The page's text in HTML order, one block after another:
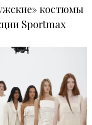
костюмы
Sportmax